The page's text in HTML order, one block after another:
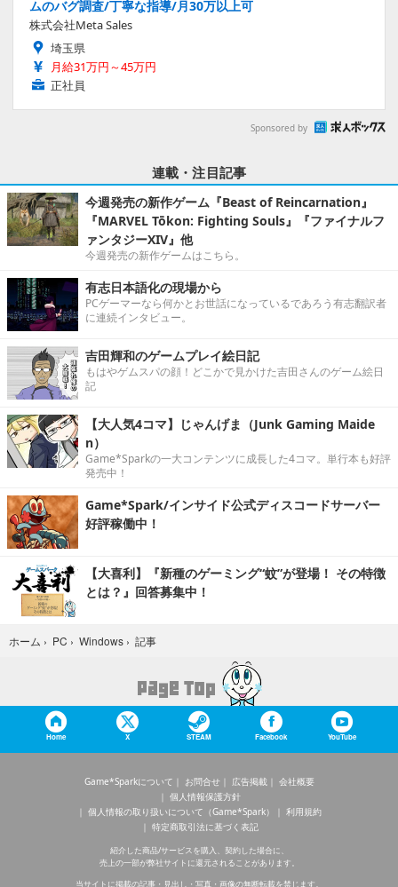
ムのバグ調査/丁寧な指導/月30万以上可
株式会社Meta Sales
埼玉県
月給31万円～45万円
正社員
Sponsored by
連載・注目記事
今週発売の新作ゲーム『Beast of Reincarnation』
『MARVEL Tōkon: Fighting Souls』『ファイナルフ
ァンタジーXIV』他
今週発売の新作ゲームはこちら。
有志日本語化の現場から
PCゲーマーなら何かとお世話になっているであろう有志翻訳者
に連続インタビュー。
吉田輝和のゲームプレイ絵日記
もはやゲムスパの顔！どこかで見かけた吉田さんのゲーム絵日
記
【大人気4コマ】じゃんげま（Junk Gaming Maide
n）
Game*Sparkの一大コンテンツに成長した4コマ。単行本も好評
発売中！
Game*Spark/インサイド公式ディスコードサーバー
好評稼働中！
【大喜利】『新種のゲーミング“蚊”が登場！ その特徴
とは？』回答募集中！
ホーム › PC › Windows › 記事
Home X STEAM Facebook YouTube
Game*Sparkについて お問合せ 広告掲載
会社概要
個人情報保護方針
個人情報の取り扱いについて（Game*Spark）
利用規約
特定商取引法に基づく表記
紹介した商品/サービスを購入、契約した場合に、
売上の一部が弊社サイトに還元されることがあります。
当サイトに掲載の記事・見出し・写真・画像の無断転載を禁じます。